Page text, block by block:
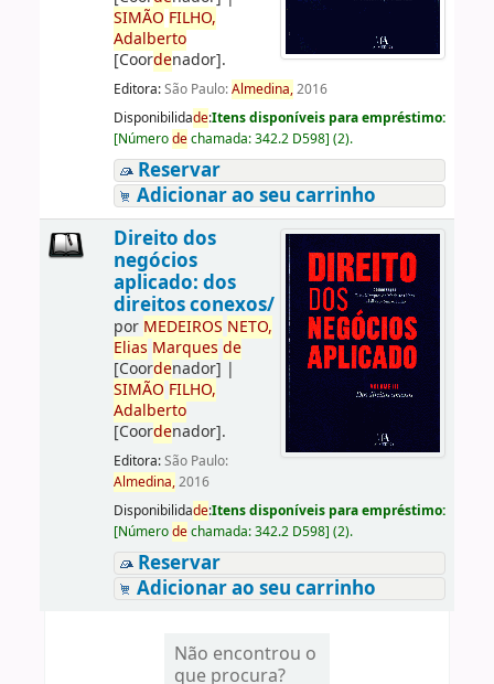
SIMÃO FILHO,
Adalberto
[Coordenador].
Editora:São Paulo:Almedina,2016
Disponibilidade:Itens disponíveis para empréstimo:
[Númerodechamada:342.2 D598] (2).
Reservar
Adicionar ao seu carrinho
Direito dos
negócios
aplicado: dos
direitos conexos/
por MEDEIROS NETO,
Elias Marques de
[Coordenador] |
SIMÃO FILHO,
Adalberto
[Coordenador].
Editora:São Paulo:
Almedina,2016
Disponibilidade:Itens disponíveis para empréstimo:
[Númerodechamada:342.2 D598] (2).
Reservar
Adicionar ao seu carrinho
Não encontrou o
que procura?